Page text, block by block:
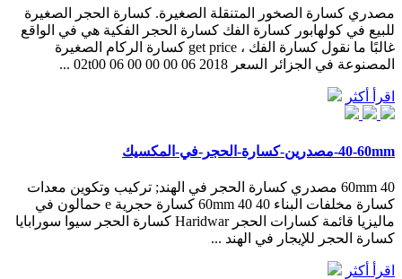
مصدري كسارة الصخور المتنقلة الصغيرة. كسارة الحجر الصغيرة
للبيع في كولهابور كسارة الفك كسارة الحجر الفكية هي في الواقع
غالبًا ما نقول كسارة الفك ، get price كسارة الركام الصغيرة
المصنوعة في الجزائر السعر 2018 06 02t00 06 00 00 00 ...
اقرأ أكثر
40-60mm-مصدرين-كسارة-الحجر-في-المكسيك
40 60mm مصدري كسارة الحجر في الهند; تركيب وتكوين معدات
كسارة مخلفات البناء 40 40 60mm كسارة حجرية e حمالون في
ماليزيا قائمة كسارات الحجر Haridwar كسارة الحجر سيوا سورابايا
كسارة الحجر للإيجار في الهند ...
اقرأ أكثر